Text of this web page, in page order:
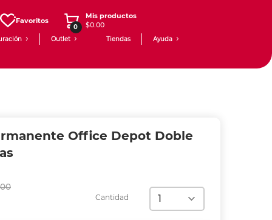
Favoritos
0
Mis productos
$0.00
Outlet Tiendas Ayuda
Office Depot Doble
Cantidad
00